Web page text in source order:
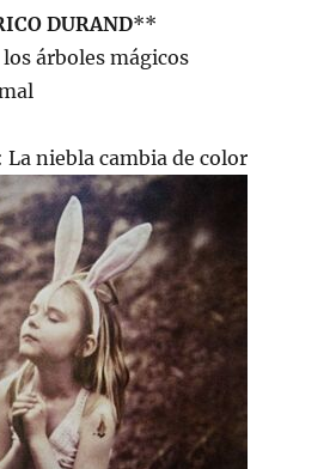
DURAND**
árboles mágicos
niebla cambia de color